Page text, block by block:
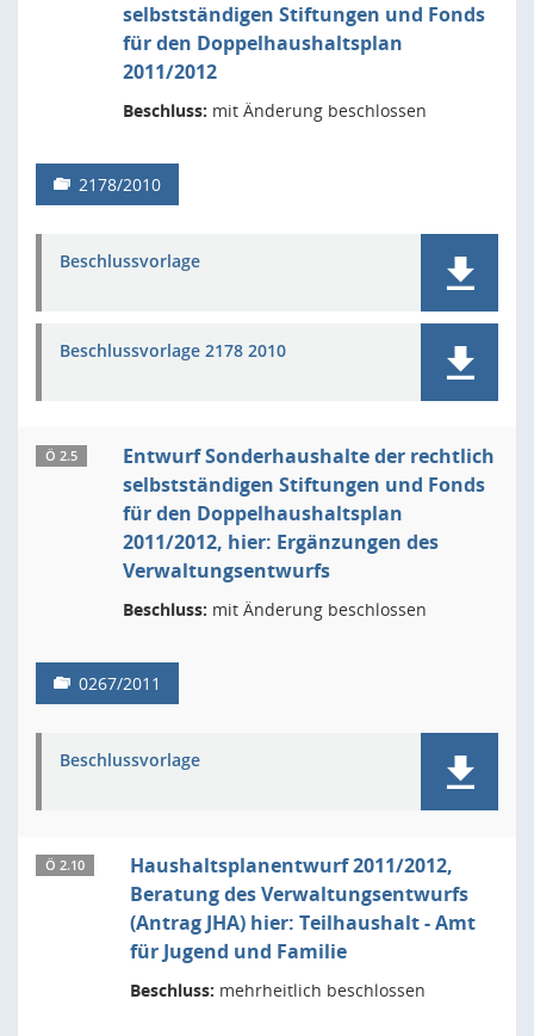
selbstständigen Stiftungen und Fonds
für den Doppelhaushaltsplan
2011/2012
Beschluss: mit Änderung beschlossen
2178/2010
Beschlussvorlage
Beschlussvorlage 2178 2010
Ö 2.5
Entwurf Sonderhaushalte der rechtlich
selbstständigen Stiftungen und Fonds
für den Doppelhaushaltsplan
2011/2012, hier: Ergänzungen des
Verwaltungsentwurfs
Beschluss: mit Änderung beschlossen
0267/2011
Beschlussvorlage
Ö 2.10
Haushaltsplanentwurf 2011/2012,
Beratung des Verwaltungsentwurfs
(Antrag JHA) hier: Teilhaushalt - Amt
für Jugend und Familie
Beschluss: mehrheitlich beschlossen